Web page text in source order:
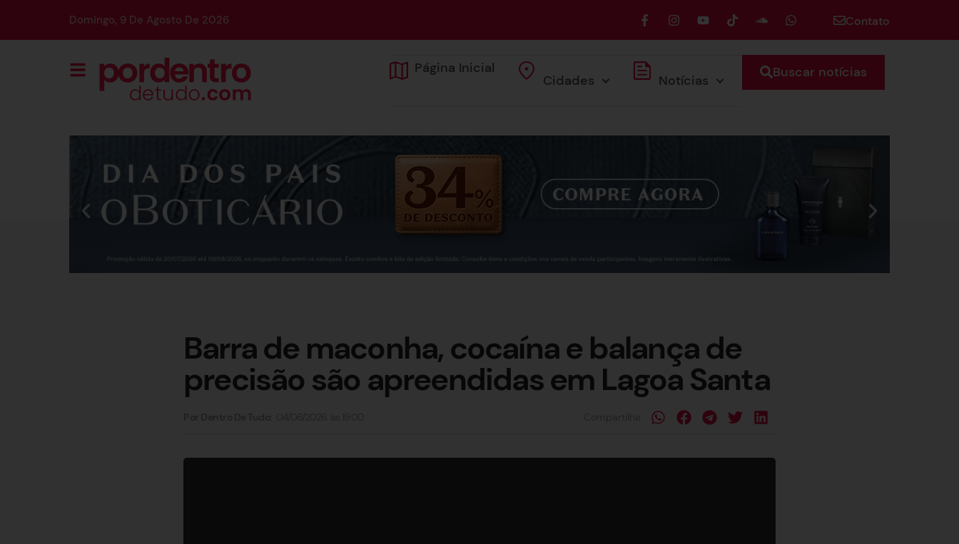
Domingo, 9 De Agosto De 2026 Contato
Página Inicial
Cidades Notícias Buscar notícias
Barra de maconha, cocaína e balança de
precisão são apreendidas em Lagoa Santa